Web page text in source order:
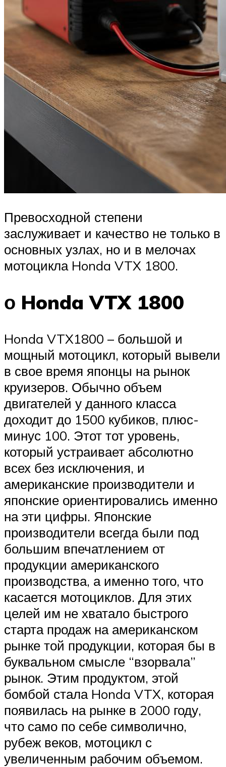
Превосходной степени
заслуживает и качество не только в
основных узлах, но и в мелочах
мотоцикла Honda VTX 1800.
о Honda VTX 1800
Honda VTX1800 – большой и
мощный мотоцикл, который вывели
в свое время японцы на рынок
круизеров. Обычно объем
двигателей у данного класса
доходит до 1500 кубиков, плюс-
минус 100. Этот тот уровень,
который устраивает абсолютно
всех без исключения, и
американские производители и
японские ориентировались именно
на эти цифры. Японские
производители всегда были под
большим впечатлением от
продукции американского
производства, а именно того, что
касается мотоциклов. Для этих
целей им не хватало быстрого
старта продаж на американском
рынке той продукции, которая бы в
буквальном смысле “взорвала”
рынок. Этим продуктом, этой
бомбой стала Honda VTX, которая
появилась на рынке в 2000 году,
что само по себе символично,
рубеж веков, мотоцикл с
увеличенным рабочим объемом.